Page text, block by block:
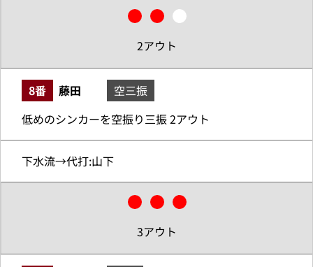
2アウト
8番 藤田
空三振
低めのシンカーを空振り三振 2アウト
下水流→代打:山下
3アウト